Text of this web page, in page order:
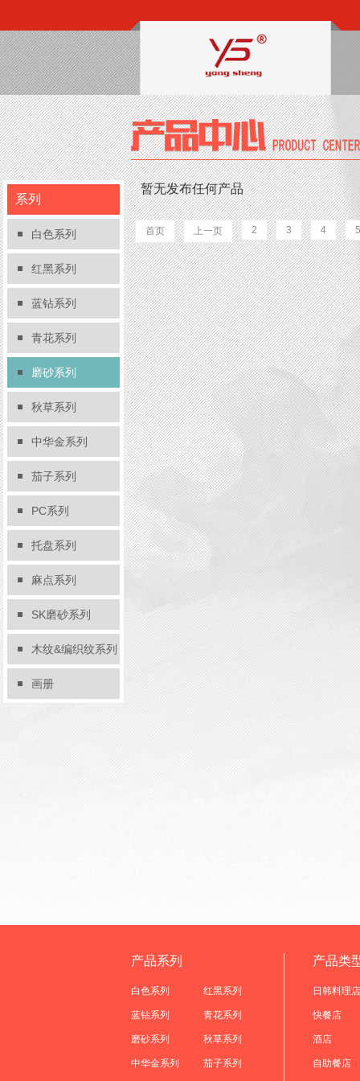
系列
白色系列
红黑系列
蓝钻系列
青花系列
磨砂系列
秋草系列
中华金系列
茄子系列
PC系列
托盘系列
麻点系列
SK磨砂系列
木纹&编织纹系列
画册
暂无发布任何产品
首页 上一页 2 3 4 5
产品系列
白色系列 红黑系列
蓝钻系列 青花系列
磨砂系列 秋草系列
中华金系列 茄子系列
产品类
日韩料理店
快餐店
酒店
自助餐店